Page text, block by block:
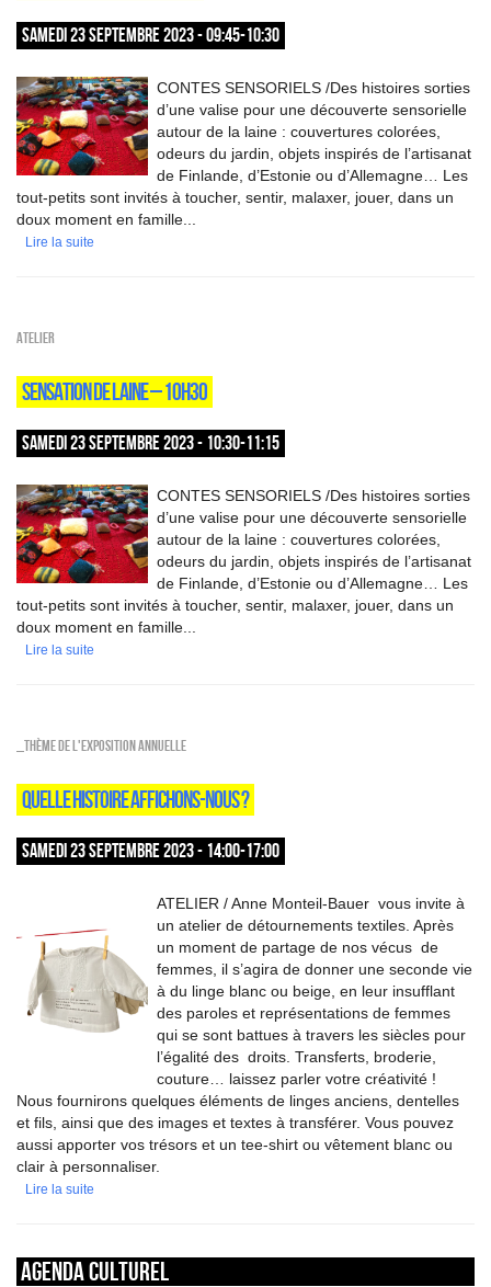
SAMEDI 23 SEPTEMBRE 2023 - 09:45-10:30
CONTES SENSORIELS /Des histoires sorties
d’une valise pour une découverte sensorielle
autour de la laine : couvertures colorées,
odeurs du jardin, objets inspirés de l’artisanat
de Finlande, d’Estonie ou d’Allemagne… Les
tout-petits sont invités à toucher, sentir, malaxer, jouer, dans un
doux moment en famille...
Lire la suite
Atelier
SENSATION DE LAINE – 10H30
SAMEDI 23 SEPTEMBRE 2023 - 10:30-11:15
CONTES SENSORIELS /Des histoires sorties
d’une valise pour une découverte sensorielle
autour de la laine : couvertures colorées,
odeurs du jardin, objets inspirés de l’artisanat
de Finlande, d’Estonie ou d’Allemagne… Les
tout-petits sont invités à toucher, sentir, malaxer, jouer, dans un
doux moment en famille...
Lire la suite
_Thème de l'exposition annuelle
QUELLE HISTOIRE AFFICHONS-NOUS ?
SAMEDI 23 SEPTEMBRE 2023 - 14:00-17:00
ATELIER / Anne Monteil-Bauer vous invite à
un atelier de détournements textiles. Après
un moment de partage de nos vécus de
femmes, il s’agira de donner une seconde vie
à du linge blanc ou beige, en leur insufflant
des paroles et représentations de femmes
qui se sont battues à travers les siècles pour
l’égalité des droits. Transferts, broderie,
couture… laissez parler votre créativité !
Nous fournirons quelques éléments de linges anciens, dentelles
et fils, ainsi que des images et textes à transférer. Vous pouvez
aussi apporter vos trésors et un tee-shirt ou vêtement blanc ou
clair à personnaliser.
Lire la suite
Agenda culturel